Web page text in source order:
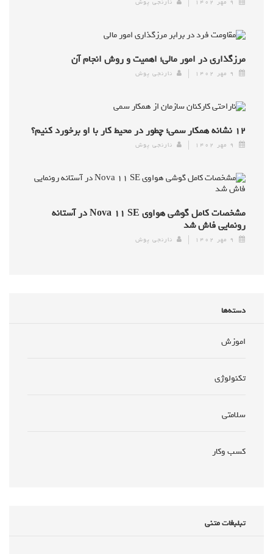
مرزگذاری در امور مالی؛ اهمیت و روش انجام آن
۹ مهر ۱۴۰۲ نارنجی پوش
۱۲ نشانه همکار سمی؛ چطور در محیط کار با او برخورد کنیم؟
۹ مهر ۱۴۰۲ نارنجی پوش
مشخصات کامل گوشی هواوی Nova ۱۱ SE در آستانه
رونمایی فاش شد
۹ مهر ۱۴۰۲ نارنجی پوش
دسته‌ها
اموزش
تکنولوژی
سلامتی
کسب وکار
تبلبغات متنی